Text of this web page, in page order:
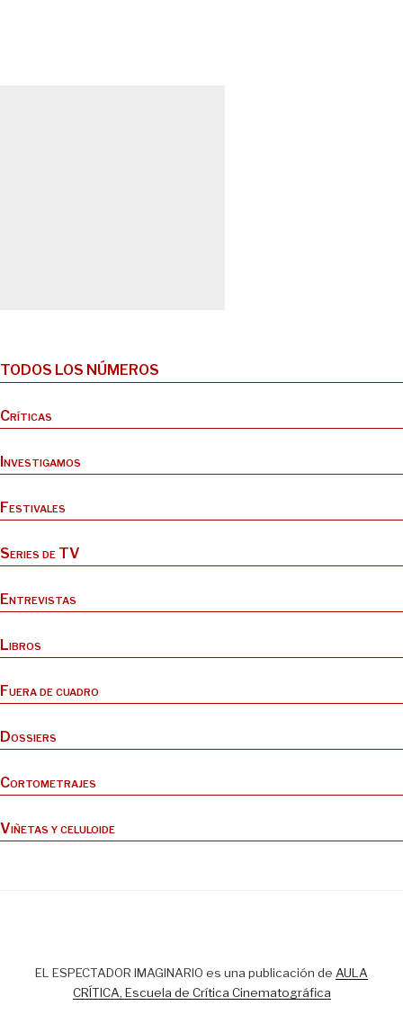
TODOS LOS NÚMEROS
Críticas
Investigamos
Festivales
Series de TV
Entrevistas
Libros
Fuera de cuadro
Dossiers
Cortometrajes
Viñetas y celuloide
EL ESPECTADOR IMAGINARIO es una publicación de AULA
CRÍTICA, Escuela de Crítica Cinematográfica